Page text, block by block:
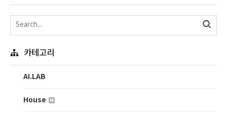
카테고리
AI.LAB
House